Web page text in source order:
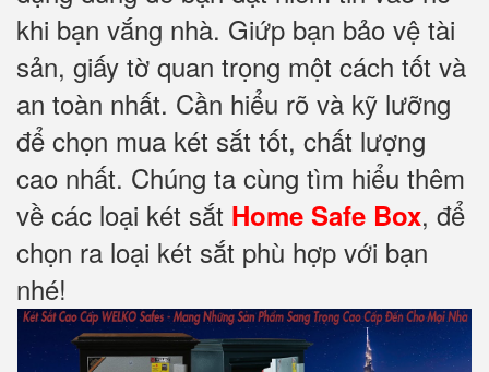
khi bạn vắng nhà. Giứp bạn bảo vệ tài
sản, giấy tờ quan trọng một cách tốt và
an toàn nhất. Cần hiểu rõ và kỹ lưỡng
để chọn mua két sắt tốt, chất lượng
cao nhất. Chúng ta cùng tìm hiểu thêm
về các loại két sắt Home Safe Box, để
chọn ra loại két sắt phù hợp với bạn
nhé!